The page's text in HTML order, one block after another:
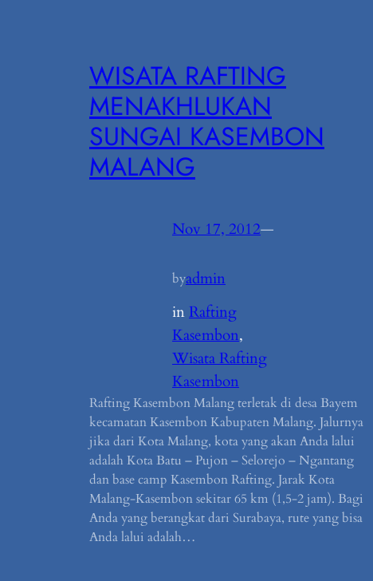
WISATA RAFTING
MENAKHLUKAN
SUNGAI KASEMBON
MALANG
Nov 17, 2012—
byadmin
inRafting
Kasembon
Wisata Rafting
Kasembon
Rafting Kasembon Malang terletak di desa Bayem
kecamatan Kasembon Kabupaten Malang. Jalurnya
jika dari Kota Malang, kota yang akan Anda lalui
adalah Kota Batu – Pujon – Selorejo – Ngantang
dan base camp Kasembon Rafting. Jarak Kota
Malang-Kasembon sekitar 65 km (1,5-2 jam). Bagi
Anda yang berangkat dari Surabaya, rute yang bisa
Anda lalui adalah…